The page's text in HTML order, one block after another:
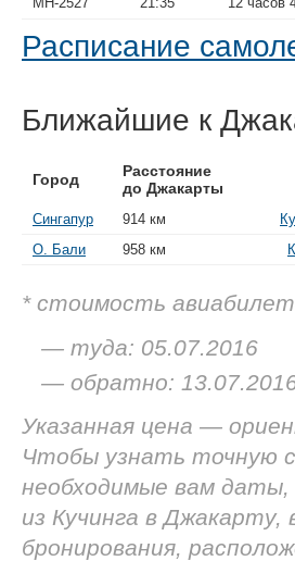
Расписание
Ближайшие к
Город
Расстояние
до Джакарты
Сингапур 914 км
О. Бали
958 км
* стоимость
— туда: 05.07.2016
— обратно:
Указанная цена —
Чтобы узнать точную
необходимые вам
из Кучинга в Джакарту,
бронирования,